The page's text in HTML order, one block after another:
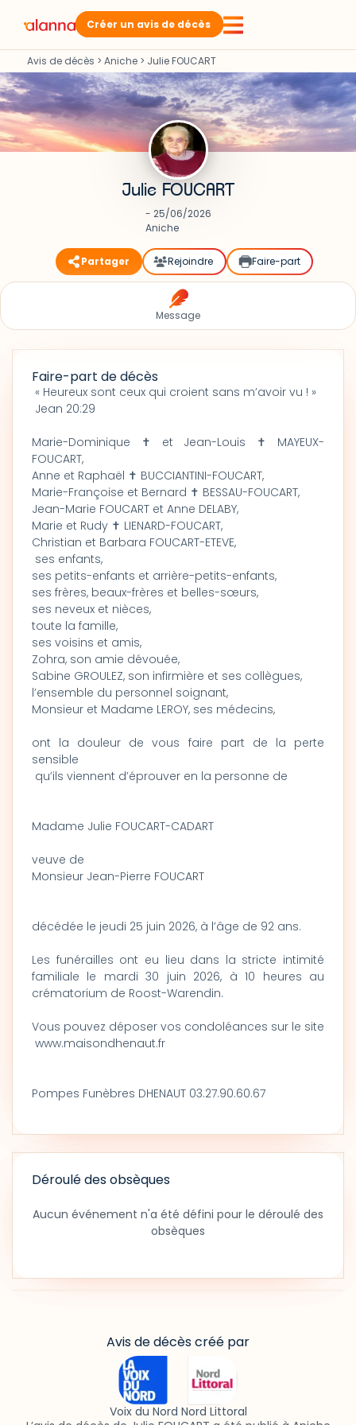
Créer un avis de décès
Avis de décès > Aniche > Julie FOUCART
Julie FOUCART
- 25/06/2026
Aniche
Partager Rejoindre Faire-part
Message
Faire-part de décès
« Heureux sont ceux qui croient sans m’avoir vu ! »
Jean 20:29
Marie-Dominique ✝ et Jean-Louis ✝ MAYEUX-
FOUCART,
Anne et Raphaël ✝ BUCCIANTINI-FOUCART,
Marie-Françoise et Bernard ✝ BESSAU-FOUCART,
Jean-Marie FOUCART et Anne DELABY,
Marie et Rudy ✝ LIENARD-FOUCART,
Christian et Barbara FOUCART-ETEVE,
ses enfants,
ses petits-enfants et arrière-petits-enfants,
ses frères, beaux-frères et belles-sœurs,
ses neveux et nièces,
toute la famille,
ses voisins et amis,
Zohra, son amie dévouée,
Sabine GROULEZ, son infirmière et ses collègues,
l’ensemble du personnel soignant,
Monsieur et Madame LEROY, ses médecins,
ont la douleur de vous faire part de la perte
sensible
qu’ils viennent d’éprouver en la personne de
Madame Julie FOUCART-CADART
veuve de
Monsieur Jean-Pierre FOUCART
décédée le jeudi 25 juin 2026, à l’âge de 92 ans.
Les funérailles ont eu lieu dans la stricte intimité
familiale le mardi 30 juin 2026, à 10 heures au
crématorium de Roost-Warendin.
Vous pouvez déposer vos condoléances sur le site
www.maisondhenaut.fr
Pompes Funèbres DHENAUT 03.27.90.60.67
Déroulé des obsèques
Aucun événement n'a été défini pour le déroulé des
obsèques
Avis de décès créé par
Voix du Nord Nord Littoral